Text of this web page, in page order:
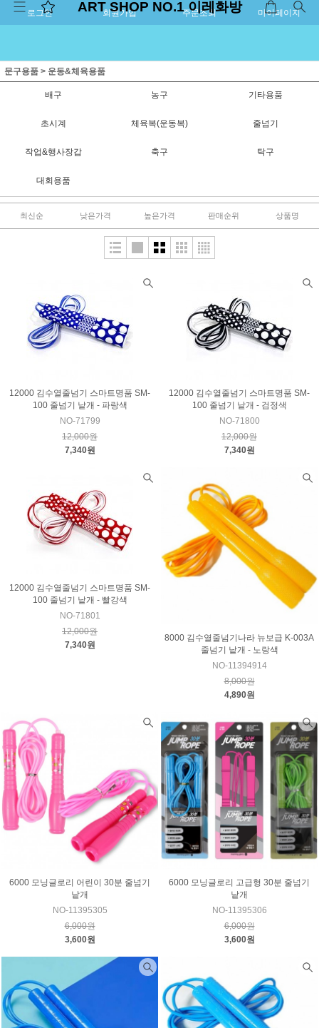
로그인 회원가입 주문조회 마이페이지
ART SHOP NO.1 이레화방
문구용품 > 운동&체육용품
배구 농구 기타용품
초시계 체육복(운동복) 줄넘기
작업&행사장갑 축구 탁구
대회용품
최신순 낮은가격 높은가격 판매순위 상품명
12000 김수열줄넘기 스마트명품 SM-
100 줄넘기 낱개 - 파랑색
NO-71799
12,000원
7,340원
12000 김수열줄넘기 스마트명품 SM-
100 줄넘기 낱개 - 검정색
NO-71800
12,000원
7,340원
12000 김수열줄넘기 스마트명품 SM-
100 줄넘기 낱개 - 빨강색
NO-71801
12,000원
7,340원
8000 김수열줄넘기나라 뉴보급 K-003A
줄넘기 낱개 - 노랑색
NO-11394914
8,000원
4,890원
6000 모닝글로리 어린이 30분 줄넘기
낱개
NO-11395305
6,000원
3,600원
6000 모닝글로리 고급형 30분 줄넘기
낱개
NO-11395306
6,000원
3,600원